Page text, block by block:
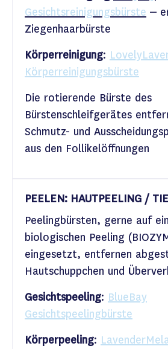
Gesichtsreinigungsbürste –
Ziegenhaarbürste
Körperreinigung:
Körperreinigungsbürste
Die rotierende Bürste des
Bürstenschleifgerätes
Schmutz- und
aus den Follikelöffnungen
PEELEN: HAUTPEELING /
Peelingbürsten, gerne auf
biologischen Peeling
eingesetzt, entfernen
Hautschuppchen und
Gesichtspeeling: BlueBay
Gesichtspeelingbürste
Körperpeeling: